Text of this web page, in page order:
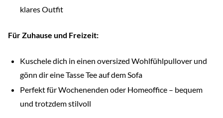
klares Outfit
Für Zuhause und Freizeit:
Kuschele dich in einen oversized Wohlfühlpullover und
gönn dir eine Tasse Tee auf dem Sofa
Perfekt für Wochenenden oder Homeoffice – bequem
und trotzdem stilvoll